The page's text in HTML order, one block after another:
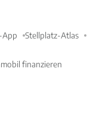
App Stellplatz-Atlas
finanzieren